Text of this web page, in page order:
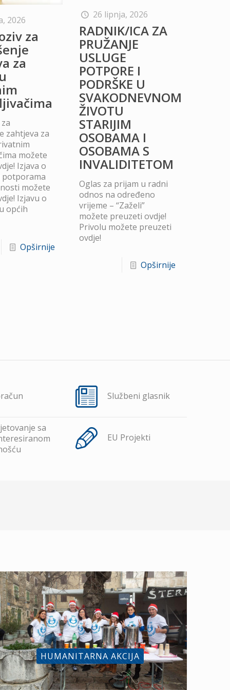
2026
za
za
zahtjeva za
možete
Izjava o
možete
Izjavu o
općih
Opširnije
26 lipnja, 2026
RADNIK/ICA ZA
PRUŽANJE
USLUGE
POTPORE I
PODRŠKE U
SVAKODNEVNOM
ŽIVOTU
STARIJIM
OSOBAMA I
OSOBAMA S
INVALIDITETOM
Oglas za prijam u radni
odnos na određeno
vrijeme – “Zaželi”
možete preuzeti ovdje!
Privolu možete preuzeti
ovdje!
Opširnije
Službeni glasnik
sa
EU Projekti
HUMANITARNA AKCIJA